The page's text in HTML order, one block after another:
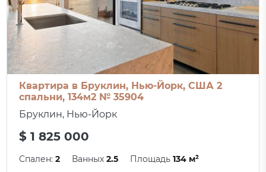
Квартира в Бруклин, Нью-Йорк, США 2
спальни, 134м2 № 35904
Бруклин, Нью-Йорк
$ 1 825 000
Спален:2 Ванных2.5 Площадь134 м²